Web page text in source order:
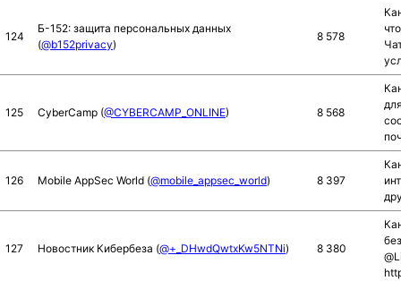
124
Б-152: защита персональных данных
(@b152privacy)
8 578
125 CyberCamp (@CYBERCAMP_ONLINE) 8 568
126 Mobile AppSec World (@mobile_appsec_world) 8 397
127 Новостник Кибербеза (@+_DHwdQwtxKw5NTNi) 8 380